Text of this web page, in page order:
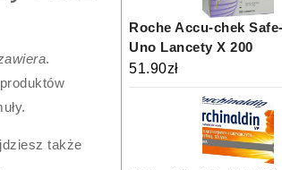
.
także
Roche Accu-chek
Uno Lancety X 200
51.90zł